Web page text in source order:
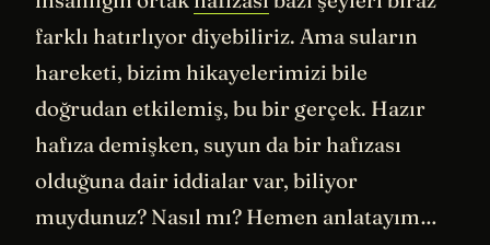
farklı hatırlıyor diyebiliriz. Ama suların
hareketi, bizim hikayelerimizi bile
doğrudan etkilemiş, bu bir gerçek. Hazır
hafıza demişken, suyun da bir hafızası
olduğuna dair iddialar var, biliyor
muydunuz? Nasıl mı? Hemen anlatayım…